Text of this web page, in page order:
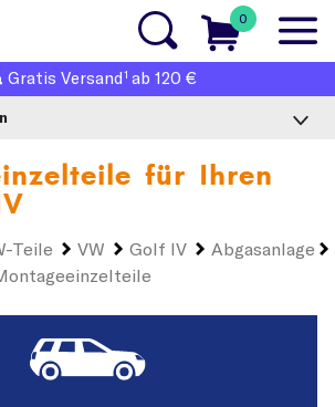
0
Gratis Versand1 ab 120 €
für Ihren
Teile VW Golf IV
Abgasanlage